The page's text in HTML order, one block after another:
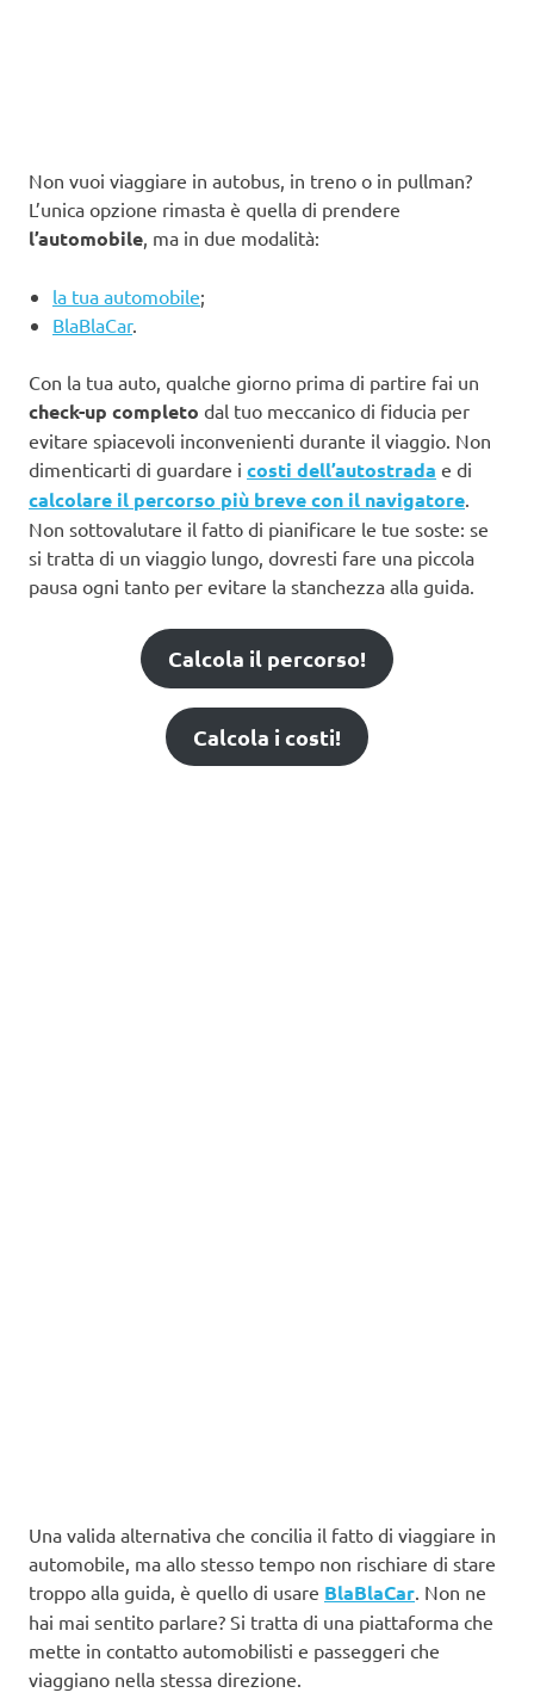
Non vuoi viaggiare in autobus, in treno o in pullman?
L’unica opzione rimasta è quella di prendere
l’automobile, ma in due modalità:
la tua automobile;
BlaBlaCar.
Con la tua auto, qualche giorno prima di partire fai un
check-up completo dal tuo meccanico di fiducia per
evitare spiacevoli inconvenienti durante il viaggio. Non
dimenticarti di guardare i costi dell’autostrada e di
calcolare il percorso più breve con il navigatore.
Non sottovalutare il fatto di pianificare le tue soste: se
si tratta di un viaggio lungo, dovresti fare una piccola
pausa ogni tanto per evitare la stanchezza alla guida.
Calcola il percorso!
Calcola i costi!
Una valida alternativa che concilia il fatto di viaggiare in
automobile, ma allo stesso tempo non rischiare di stare
troppo alla guida, è quello di usare BlaBlaCar. Non ne
hai mai sentito parlare? Si tratta di una piattaforma che
mette in contatto automobilisti e passeggeri che
viaggiano nella stessa direzione.